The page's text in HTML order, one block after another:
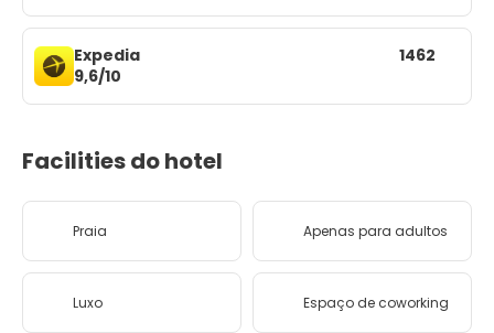
Expedia
9,6/10
1462
Facilities do hotel
Praia Apenas para adultos
Luxo Espaço de coworking